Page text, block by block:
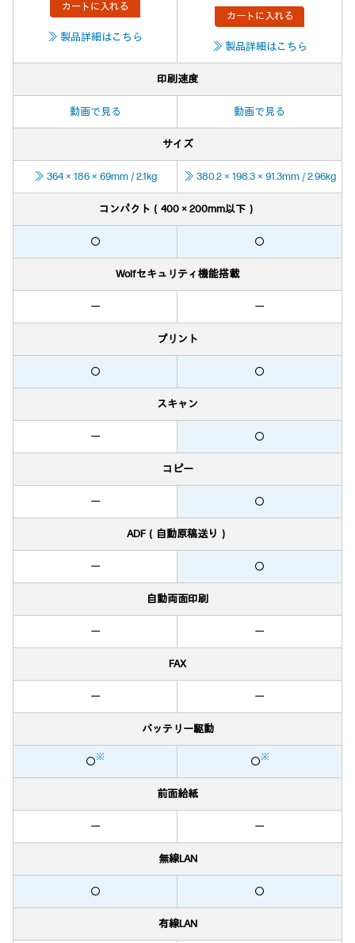
カートに入れる
≫ 製品詳細はこちら
カートに入れる
≫ 製品詳細はこちら
印刷速度
動画で見る 動画で見る
サイズ
≫ 364 × 186 × 69mm / 2.1kg ≫ 380.2 × 198.3 × 91.3mm / 2.96kg
コンパクト（400 × 200mm以下）
〇 〇
Wolfセキュリティ機能搭載
ー ー
プリント
〇 〇
スキャン
ー 〇
コピー
ー 〇
ADF（自動原稿送り）
ー 〇
自動両面印刷
ー ー
FAX
ー ー
バッテリー駆動
〇※ 〇※
前面給紙
ー ー
無線LAN
〇 〇
有線LAN